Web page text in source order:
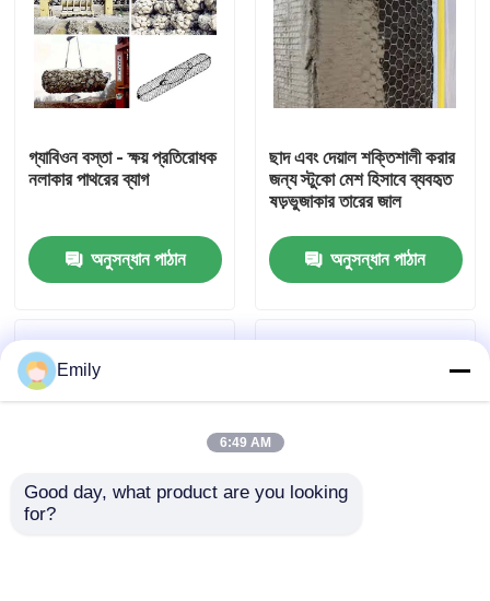
পণ্য
আমাদের সম্বন্ধে
কারখানা পরিদর্শন
গুণমান নিয়ন্ত্রণ
খবর
প্রসারিত ধাতু তারের জাল
গ্যাবিওন বস্তা - ক্ষয় প্রতিরোধক
নলাকার পাথরের ব্যাগ
অনুসন্ধান পাঠান
ছাদ এবং দেয়াল শক্তিশালী করার
জন্য স্টুকো মেশ হিসাবে ব্যবহৃত
ষড়ভুজাকার তারের জাল
অনুসন্ধান পাঠান
Emily
6:49 AM
Good day, what product are you looking
for?